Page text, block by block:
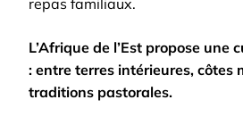
repas familiaux.
L’Afrique de l’Est propose une
: entre terres intérieures, côtes
traditions pastorales.